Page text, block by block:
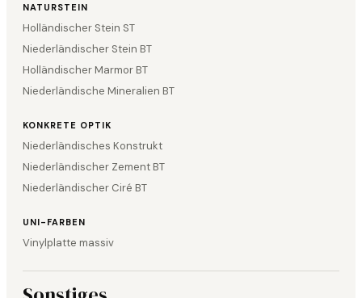
NATURSTEIN
Holländischer Stein ST
Niederländischer Stein BT
Holländischer Marmor BT
Niederländische Mineralien BT
KONKRETE OPTIK
Niederländisches Konstrukt
Niederländischer Zement BT
Niederländischer Ciré BT
UNI-FARBEN
Vinylplatte massiv